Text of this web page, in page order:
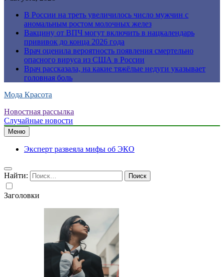
В России на треть увеличилось число мужчин с
аномальным ростом молочных желез
Вакцину от ВПЧ могут включить в нацкалендарь
прививок до конца 2026 года
Врач оценила вероятность появления смертельно
опасного вируса из США в России
Врач рассказала, на какие тяжёлые недуги указывает
головная боль
Мода Красота
Новостная рассылка
Случайные новости
Меню
Эксперт развеяла мифы об ЭКО
Найти:
Заголовки